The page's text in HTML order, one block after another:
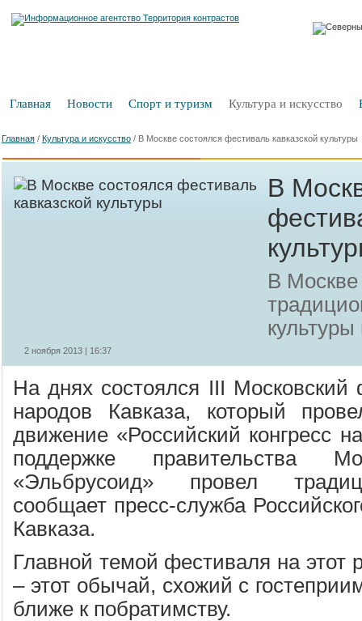
Главная Новости Спорт и туризм Культура и искусство
Главная / Культура и искусство / В Москве состоялся фестиваль кавказской культуры
В
В Москве
2 ноября 2013 | 16:37
На днях состоялся III Московский
народов Кавказа, который
движение «Российский конгресс
поддержке
«Эльбрусоид» провел
сообщает пресс-служба
Кавказа.
Главной темой фестиваля на этот
– этот обычай, схожий с
ближе к побратимству.